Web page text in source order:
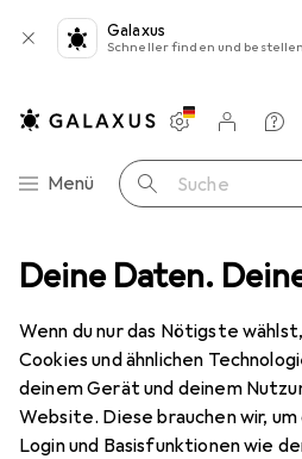
Deine Daten.
Wenn du nur das Nötigste
Cookies und ähnlichen
deinem Gerät und deinem
Website. Diese brauchen wir, um
Login und Basisfunktionen wie
Galaxus
Schneller finden und bestellen
Navigation nach Kategorien
Menü Suche
Einstellungen
Kundenkonto
Vergleichslisten
Merklisten
Warenkorb
Schrauben + Bohren
6 Bilder
MENGENRABATT